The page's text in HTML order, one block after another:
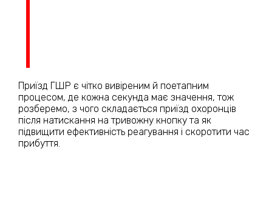
Приїзд ГШР є чітко вивіреним й поетапним
процесом, де кожна секунда має значення, тож
розберемо, з чого складається приїзд охоронців
після натискання на тривожну кнопку та як
підвищити ефективність реагування і скоротити час
прибуття.